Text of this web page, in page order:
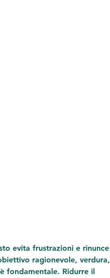
ragionevole, verdura,
fondamentale. Ridurre il